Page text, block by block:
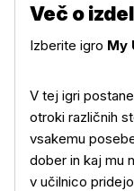
Več o
Več o izdelku
Izberite igro My
V tej igri
otroki različnih
vsakemu
dober in kaj mu
v učilnico